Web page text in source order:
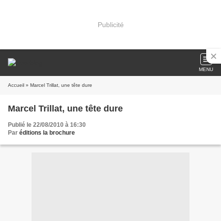
Publicité
MENU
Accueil » Marcel Trillat, une tête dure
Marcel Trillat, une tête dure
Publié le 22/08/2010 à 16:30
Par éditions la brochure